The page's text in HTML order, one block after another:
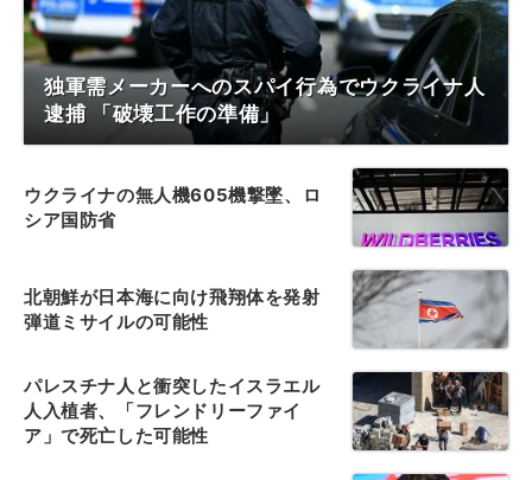
独軍需メーカーへのスパイ行為でウクライナ人
逮捕 「破壊工作の準備」
ウクライナの無人機605機撃墜、ロ
シア国防省
北朝鮮が日本海に向け飛翔体を発射
弾道ミサイルの可能性
パレスチナ人と衝突したイスラエル
人入植者、「フレンドリーファイ
ア」で死亡した可能性